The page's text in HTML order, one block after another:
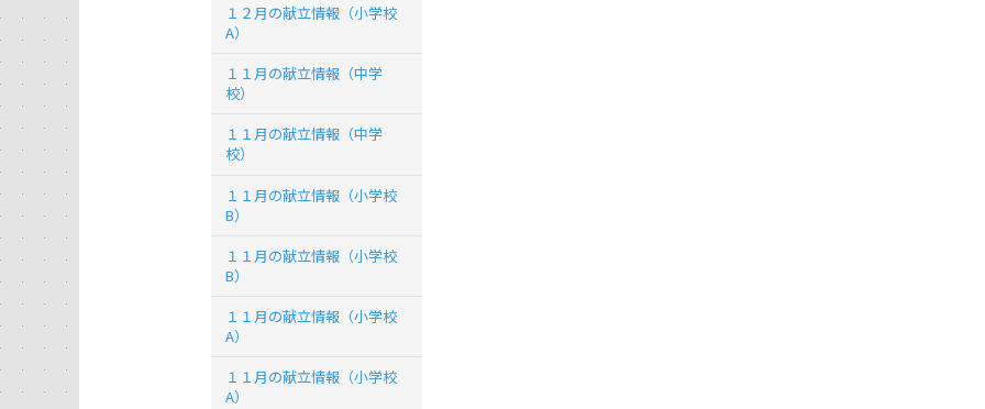
１２月の献立情報（小学校
A）
１１月の献立情報（中学
校）
１１月の献立情報（中学
校）
１１月の献立情報（小学校
B）
１１月の献立情報（小学校
B）
１１月の献立情報（小学校
A）
１１月の献立情報（小学校
A）